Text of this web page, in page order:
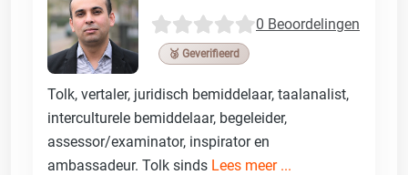
0 Beoordelingen
🥉 Geverifieerd
Tolk, vertaler, juridisch bemiddelaar, taalanalist,
interculturele bemiddelaar, begeleider,
assessor/examinator, inspirator en
ambassadeur. Tolk sinds Lees meer ...